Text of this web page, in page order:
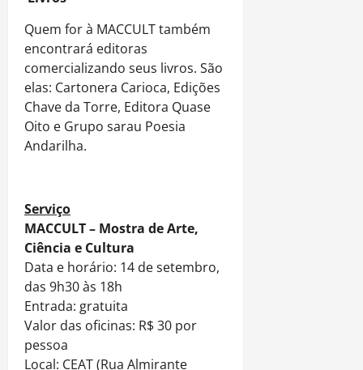
Quem for à MACCULT também
encontrará editoras
comercializando seus livros. São
elas: Cartonera Carioca, Edições
Chave da Torre, Editora Quase
Oito e Grupo sarau Poesia
Andarilha.
Serviço
MACCULT – Mostra de Arte,
Ciência e Cultura
Data e horário: 14 de setembro,
das 9h30 às 18h
Entrada: gratuita
Valor das oficinas: R$ 30 por
pessoa
Local: CEAT (Rua Almirante